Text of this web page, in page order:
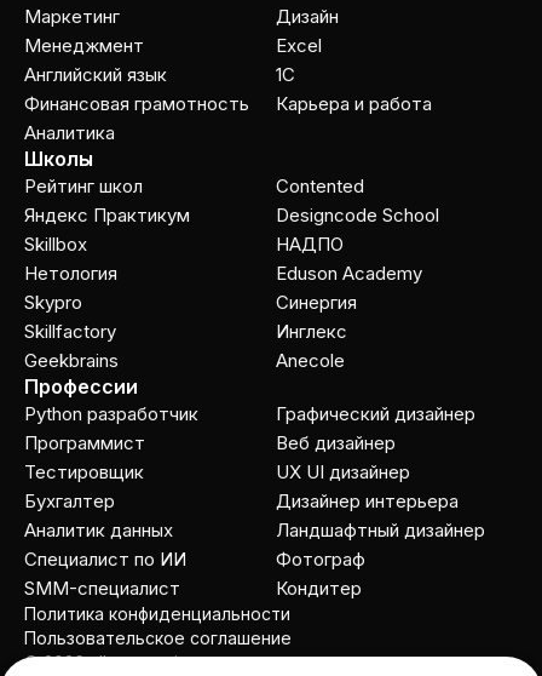
Маркетинг
Менеджмент
Английский язык
Финансовая грамотность
Аналитика
Дизайн
Excel
1C
Карьера и работа
Школы
Рейтинг школ
Яндекс Практикум
Skillbox
Нетология
Skypro
Skillfactory
Geekbrains
Contented
Designcode School
НАДПО
Eduson Academy
Cинергия
Инглекс
Anecole
Профессии
Python разработчик
Программист
Тестировщик
Бухгалтер
Аналитик данных
Специалист по ИИ
SMM-специалист
Графический дизайнер
Веб дизайнер
UX UI дизайнер
Дизайнер интерьера
Ландшафтный дизайнер
Фотограф
Кондитер
© 2026 allcourses.io
Пользовательское соглашение
Политика конфиденциальности